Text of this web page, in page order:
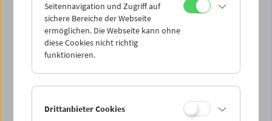
Seitennavigation und Zugriff auf
sichere Bereiche der Webseite
ermöglichen. Die Webseite kann ohne
diese Cookies nicht richtig
funktionieren.
Drittanbieter Cookies